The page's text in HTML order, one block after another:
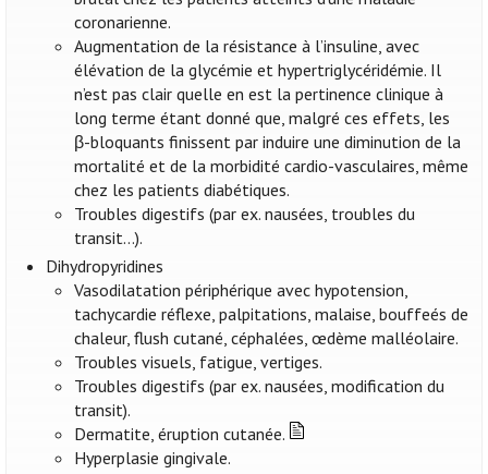
coronarienne.
Augmentation de la résistance à l’insuline, avec
élévation de la glycémie et hypertriglycéridémie. Il
n’est pas clair quelle en est la pertinence clinique à
long terme étant donné que, malgré ces effets, les
β-bloquants finissent par induire une diminution de la
mortalité et de la morbidité cardio-vasculaires, même
chez les patients diabétiques.
Troubles digestifs (par ex. nausées, troubles du
transit…).
Dihydropyridines
Vasodilatation périphérique avec hypotension,
tachycardie réflexe, palpitations, malaise, bouffeés de
chaleur, flush cutané, céphalées, œdème malléolaire.
Troubles visuels, fatigue, vertiges.
Troubles digestifs (par ex. nausées, modification du
transit).
Dermatite, éruption cutanée.
Hyperplasie gingivale.